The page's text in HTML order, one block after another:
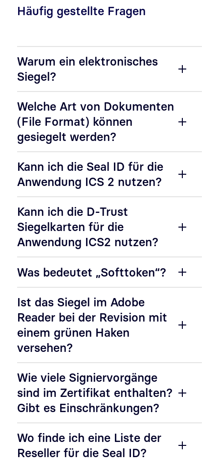
Häufig gestellte Fragen
Warum ein elektronisches
Siegel?
Welche Art von Dokumenten
(File Format) können
gesiegelt werden?
Kann ich die Seal ID für die
Anwendung ICS 2 nutzen?
Kann ich die D-Trust
Siegelkarten für die
Anwendung ICS2 nutzen?
Was bedeutet „Softtoken“?
Ist das Siegel im Adobe
Reader bei der Revision mit
einem grünen Haken
versehen?
Wie viele Signiervorgänge
sind im Zertifikat enthalten?
Gibt es Einschränkungen?
Wo finde ich eine Liste der
Reseller für die Seal ID?